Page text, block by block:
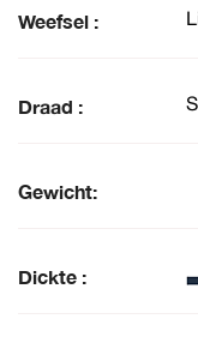
Weefsel :
Draad :
Gewicht:
Dickte :